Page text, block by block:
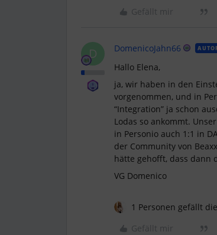
Gefällt mir
D DomenicoJahn66
Hallo Elena,
ja, wir haben in den
vorgenommen, und in
“Integration” ja schon
Lodas so ankommt.
in Personio auch 1:1 in
der Community von
hätte gehofft, dass dann
VG Domenico
1 Personen gefällt
Gefällt mir